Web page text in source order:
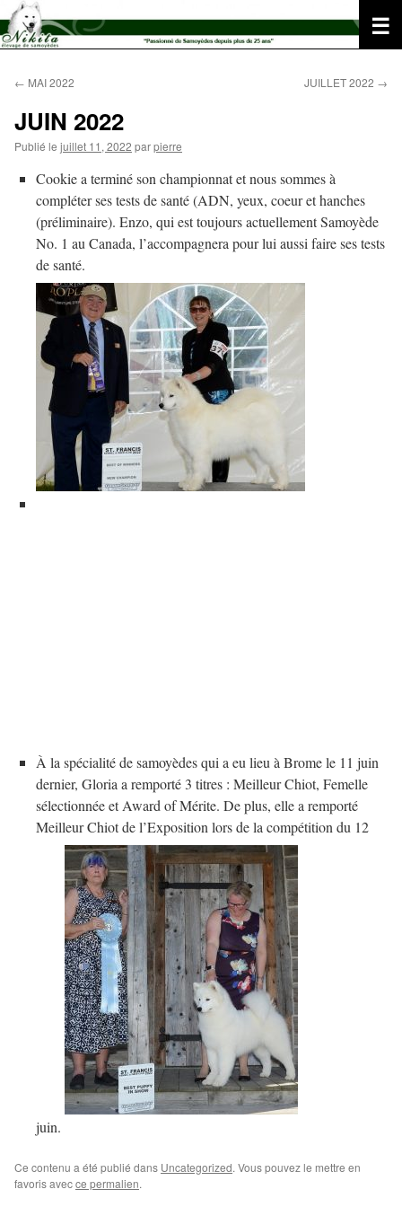
Aller
au
contenu
← MAI 2022 JUILLET 2022 →
JUIN 2022
Publié le juillet 11, 2022 parpierre
Cookie a terminé son championnat et nous sommes à
compléter ses tests de santé (ADN, yeux, coeur et hanches
(préliminaire). Enzo, qui est toujours actuellement Samoyède
No. 1 au Canada, l’accompagnera pour lui aussi faire ses tests
de santé.
À la spécialité de samoyèdes qui a eu lieu à Brome le 11 juin
dernier, Gloria a remporté 3 titres : Meilleur Chiot, Femelle
sélectionnée et Award of Mérite. De plus, elle a remporté
Meilleur Chiot de l’Exposition lors de la compétition du 12
juin.
Ce contenu a été publié dans Uncategorized. Vous pouvez le mettre en
favoris avecce permalien.